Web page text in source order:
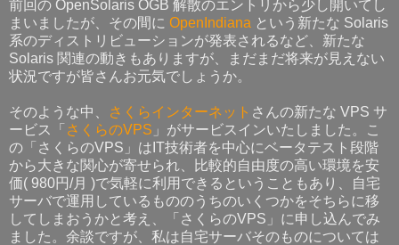
前回の OpenSolaris OGB 解散のエントリから少し開いてし
まいましたが、その間に OpenIndiana という新たな Solaris
系のディストリビューションが発表されるなど、新たな
Solaris 関連の動きもありますが、まだまだ将来が見えない
状況ですが皆さんお元気でしょうか。
そのような中、 さくらインターネット さんの新たな VPS サ
ービス「 さくらのVPS 」がサービスインいたしました。こ
の「さくらのVPS」はIT技術者を中心にベータテスト段階
から大きな関心が寄せられ、比較的自由度の高い環境を安
価( 980円/月 )で気軽に利用できるということもあり、自宅
サーバで運用しているもののうちのいくつかをそちらに移
してしまおうかと考え、「さくらのVPS」に申し込んでみ
ました。余談ですが、私は自宅サーバそのものについては